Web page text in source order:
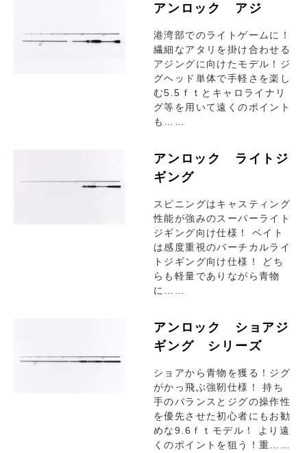
アンロック アジ
港湾部でのライトゲームに！
繊細なアタリを掛け合わせる
アジングに向けたモデル！ジ
グヘッド単体で手軽さを楽し
む5.5ｆｔとキャロライナリ
グ等を用いて遠くのポイント
も……
アンロック ライトジ
ギング
スピニングはキャスティング
性能が強みのスーパーライト
ジギング向け仕様！ ベイト
は感度重視のバーチカルライ
トジギング向け仕様！ どち
らも軽量でありながら青物
に……
アンロック ショアジ
ギング シリーズ
ショアから青物を獲る！ジグ
がかっ飛ぶ強靭仕様！ 持ち
手のバランスとジグの操作性
を優先させた初心者にもお勧
めな9.6ｆｔモデル！ より遠
くのポイントを狙う！重……